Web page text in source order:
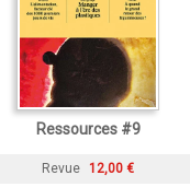
Ressources #9
Revue 12,00 €